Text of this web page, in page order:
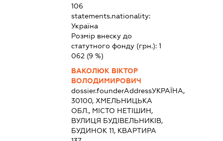
106
statements.nationality:
Україна
Розмір внеску до
статутного фонду (грн.):1
062 (9 %)
ВАКОЛЮК ВІКТОР
ВОЛОДИМИРОВИЧ
dossier.founderAddressУКРАЇНА,
30100, ХМЕЛЬНИЦЬКА
ОБЛ., МІСТО НЕТІШИН,
ВУЛИЦЯ БУДІВЕЛЬНИКІВ,
БУДИНОК 11, КВАРТИРА